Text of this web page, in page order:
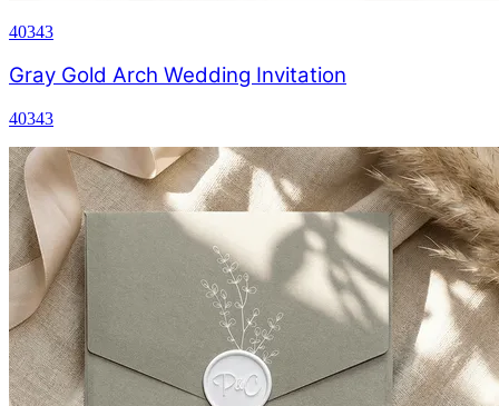
40343
Gray Gold Arch Wedding Invitation
40343